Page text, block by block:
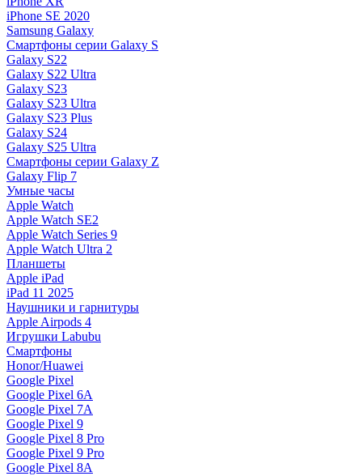
iPhone SE 2020
Samsung Galaxy
Смартфоны серии Galaxy S
Galaxy S22
Galaxy S22 Ultra
Galaxy S23
Galaxy S23 Ultra
Galaxy S23 Plus
Galaxy S24
Galaxy S25 Ultra
Смартфоны серии Galaxy Z
Galaxy Flip 7
Умные часы
Apple Watch
Apple Watch SE2
Apple Watch Series 9
Apple Watch Ultra 2
Планшеты
Apple iPad
iPad 11 2025
Наушники и гарнитуры
Apple Airpods 4
Игрушки Labubu
Смартфоны
Honor/Huawei
Google Pixel
Google Pixel 6A
Google Pixel 7А
Google Pixel 9
Google Pixel 8 Pro
Google Pixel 9 Pro
Google Pixel 8A